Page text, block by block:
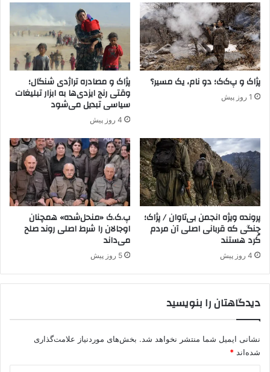
ب
ا
ا
ش
ر
ا
ر
پ
ک
؛
د
ه
ا
ی
م
ل
م
ا
ق
ل
م
ک
د
س
ت
ن
ر
ر
ا
م
پژاک و پ‌ک‌ک؛ دو نام، یک مسیر؟
1 روز پیش
پژاک و مصادره تراژدی شنگال؛
وقتی رنج ایزدی‌ها به ابزار تبلیغات
سیاسی تبدیل می‌شود
4 روز پیش
پرونده ویژه انجمن بی‌تاوان / پژاک؛
جنگی که قربانی اصلی آن مردم
کُرد هستند
4 روز پیش
پ.ک.ک «منحل‌شده» همچنان
اوجالان را شرط اصلی روند صلح
می‌داند
5 روز پیش
دیدگاهتان را بنویسید
نشانی ایمیل شما منتشر نخواهد شد. بخش‌های موردنیاز علامت‌گذاری
شده‌اند *